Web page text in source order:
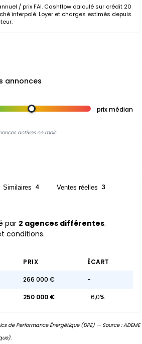
/ prix FAI. Cashflow calculé sur crédit 20
interpolé. Loyer et charges estimés depuis
annonces
prix médian
actives ce mois
Similaires 4 Ventes réelles 3
par 2 agences différentes.
conditions.
PRIX ÉCART
266 000 € -
250 000 € -6,0%
de Performance Énergétique (DPE) — Source : ADEME